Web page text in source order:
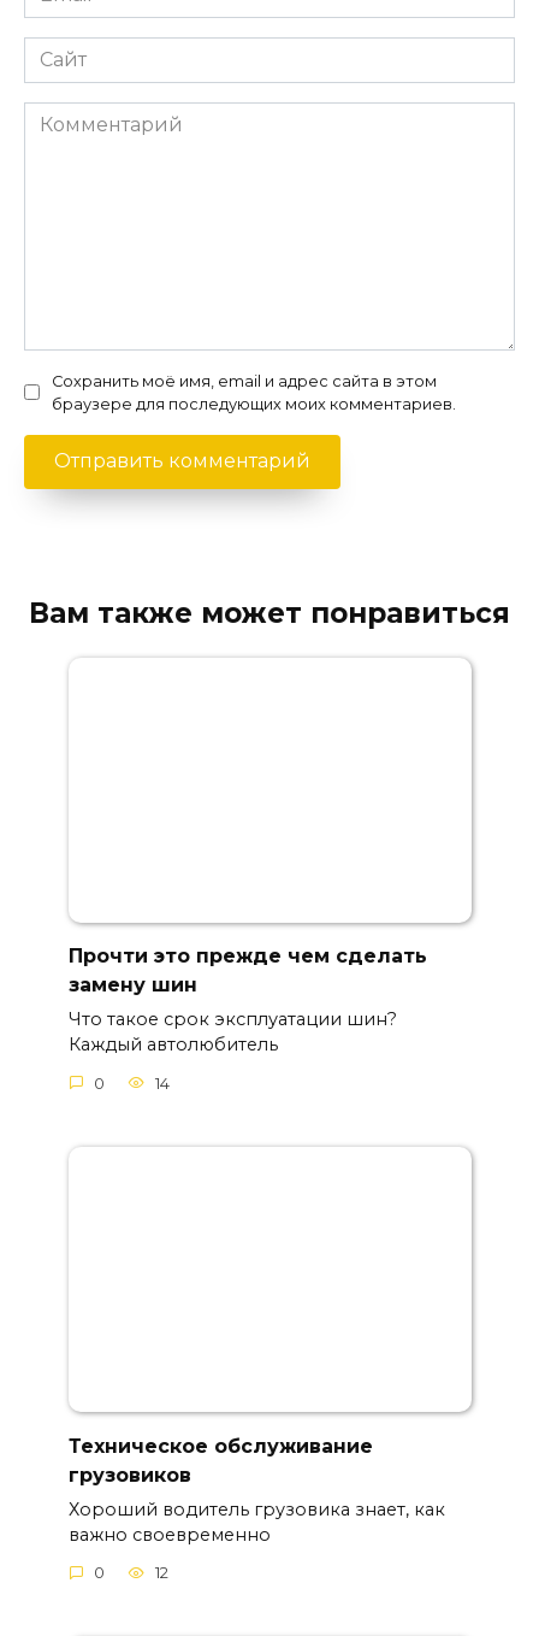
*
Сайт
Комментарий
Сохранить моё имя, email и адрес сайта в этом
браузере для последующих моих комментариев.
Вам также может понравиться
Прочти это прежде чем сделать
замену шин
Что такое срок эксплуатации шин?
Каждый автолюбитель
0 14
Техническое обслуживание
грузовиков
Хороший водитель грузовика знает, как
важно своевременно
0 12